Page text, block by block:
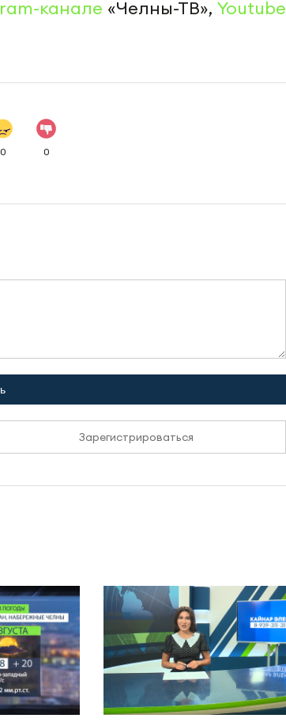
канале «Челны-ТВ», Youtube
0 0
Зарегистрироваться